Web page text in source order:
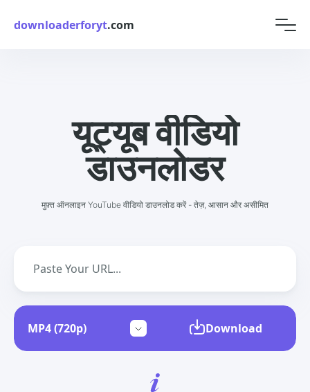
downloaderforyt.com
यूट्यूब वीडियो
डाउनलोडर
मुफ़्त ऑनलाइन YouTube वीडियो डाउनलोड करें - तेज़, आसान और असीमित
Download